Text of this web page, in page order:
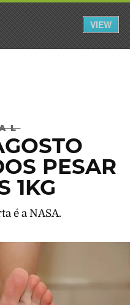
VIEW
INICIAR SESSÃO
PESAR
1KG
é a NASA.